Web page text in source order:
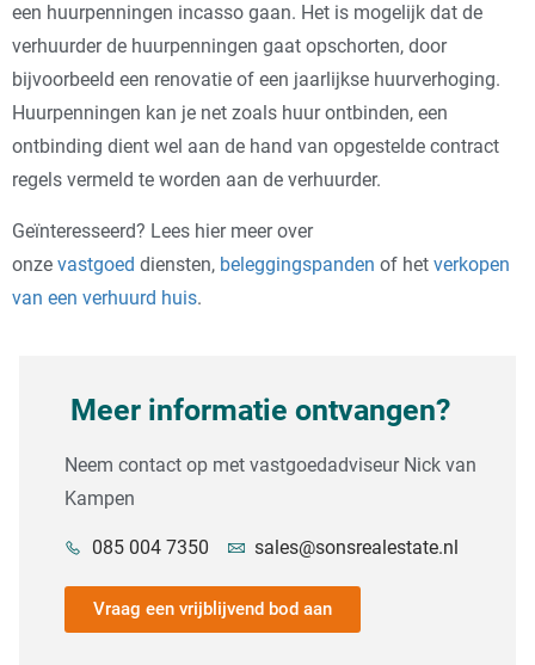
een huurpenningen incasso gaan. Het is mogelijk dat de
verhuurder de huurpenningen gaat opschorten, door
bijvoorbeeld een renovatie of een jaarlijkse huurverhoging.
Huurpenningen kan je net zoals huur ontbinden, een
ontbinding dient wel aan de hand van opgestelde contract
regels vermeld te worden aan de verhuurder.
Geïnteresseerd? Lees hier meer over
onze vastgoed diensten, beleggingspanden of het verkopen
van een verhuurd huis.
Meer informatie ontvangen?
Neem contact op met vastgoedadviseur Nick van
Kampen
085 004 7350 sales@sonsrealestate.nl
Vraag een vrijblijvend bod aan